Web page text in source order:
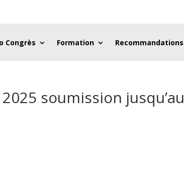
Congrès Formation Recommandations
soumission jusqu’au